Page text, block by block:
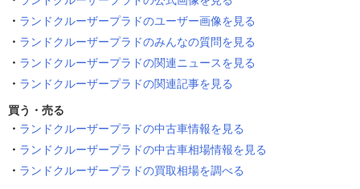
ランドクルーザープラドのユーザー画像を見る
ランドクルーザープラドのみんなの質問を見る
ランドクルーザープラドの関連ニュースを見る
ランドクルーザープラドの関連記事を見る
買う・売る
ランドクルーザープラドの中古車情報を見る
ランドクルーザープラドの中古車相場情報を見る
ランドクルーザープラドの買取相場を調べる